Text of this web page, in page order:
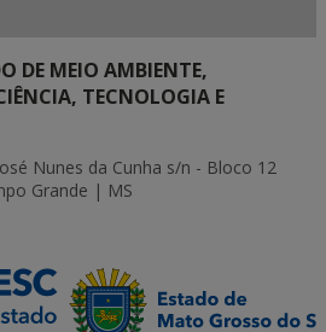
DE MEIO AMBIENTE,
TECNOLOGIA E
Nunes da Cunha s/n - Bloco 12
Grande | MS